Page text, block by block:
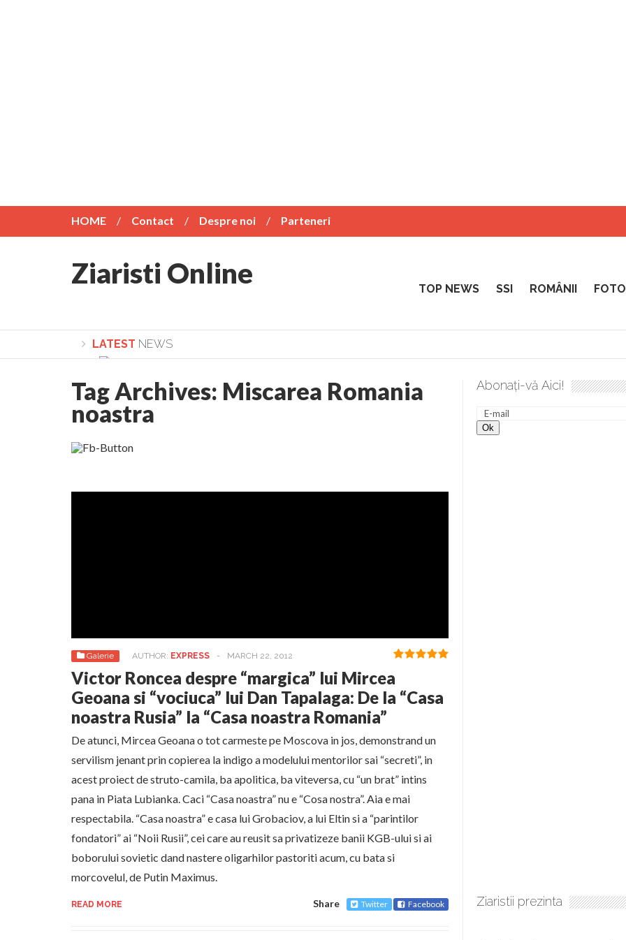
HOME Contact Despre noi Parteneri
Ziaristi Online TOP NEWS SSI ROMÂNII
LATEST NEWS
Lepădarea de sine și urmarea lui Hristos. Calea spre desăvârșire. Gând de duminică de Elena Solunca Moise
Academia Române revine în cazul pericolele generate de tehnologia 5G și cere Dezbatere Națională
La Mulți Ani, Eugen Mihăescu!
Tag Archives: Miscarea Romania
noastra
Galerie AUTHOR: EXPRESS - MARCH 22, 2012
Victor Roncea despre “margica” lui Mircea
Geoana si “vociuca” lui Dan Tapalaga: De la “Casa
noastra Rusia” la “Casa noastra Romania”
De atunci, Mircea Geoana o tot carmeste pe Moscova in jos, demonstrand un
servilism jenant prin copierea la indigo a modelului mentorilor sai “secreti”, in
acest proiect de struto-camila, ba apolitica, ba viteversa, cu “un brat” intins
pana in Piata Lubianka. Caci “Casa noastra” nu e “Cosa nostra”. Aia e mai
respectabila. “Casa noastra” e casa lui Grobaciov, a lui Eltin si a “parintilor
fondatori” ai “Noii Rusii”, cei care au reusit sa privatizeze banii KGB-ului si ai
boborului sovietic dand nastere oligarhilor pastoriti acum, cu bata si
morcovelul, de Putin Maximus.
READ MORE Share Twitter Facebook
Abonați-vă Aici!
Ziaristii prezinta